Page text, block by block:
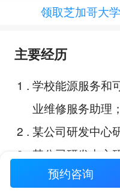
领取芝加哥大
主要经历
1 . 学校能源服务和
业维修服务助理；
2 . 某公司研发中心
3
某公司研发中心
预约咨询